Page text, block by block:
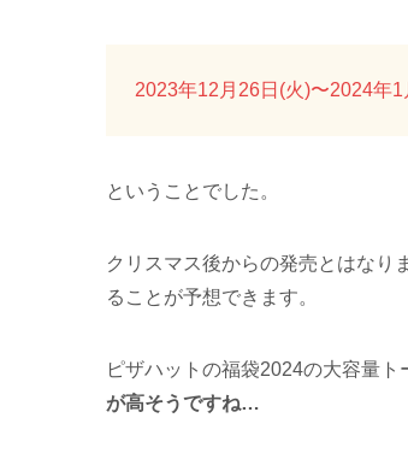
2023年12月26日(火)〜2024年
ということでした。
クリスマス後からの発売とはなり
ることが予想できます。
ピザハットの福袋2024の大容量ト
が高そうですね…